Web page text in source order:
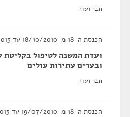
חבר ועדה
הכנסת ה-18 מ-18/10/2010 עד 05/02/2013
ועדת המשנה לטיפול בקליטת
ובערים עתירות עולים
חבר ועדה
הכנסת ה-18 מ-19/07/2010 עד 05/02/2013